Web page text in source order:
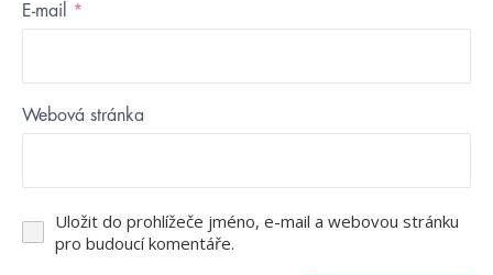
E-mail *
Webová stránka
Uložit do prohlížeče jméno, e-mail a webovou stránku
pro budoucí komentáře.